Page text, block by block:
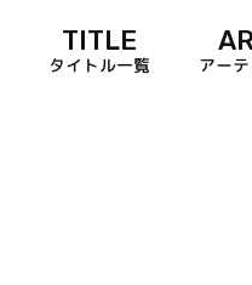
TITLE
タイトル一覧 アー